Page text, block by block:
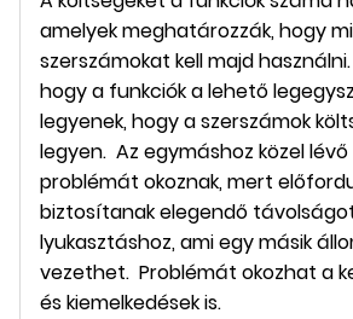
amelyek meghatározzák, hogy
szerszámokat kell majd
hogy a funkciók a lehető
legyenek, hogy a szerszámok
legyen. Az egymáshoz közel
problémát okoznak, mert
biztosítanak elegendő
lyukasztáshoz, ami egy másik
vezethet. Problémát okozhat a
és kiemelkedések is.